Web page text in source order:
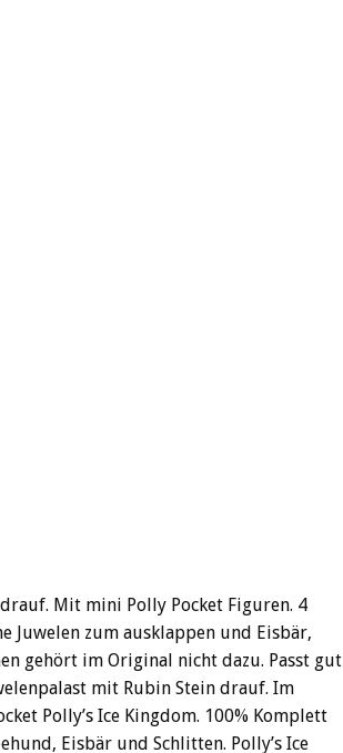
Mit mini Polly Pocket Figuren. 4
Juwelen zum ausklappen und Eisbär,
gehört im Original nicht dazu. Passt gut
mit Rubin Stein drauf. Im
Polly’s Ice Kingdom. 100% Komplett
Eisbär und Schlitten. Polly’s Ice